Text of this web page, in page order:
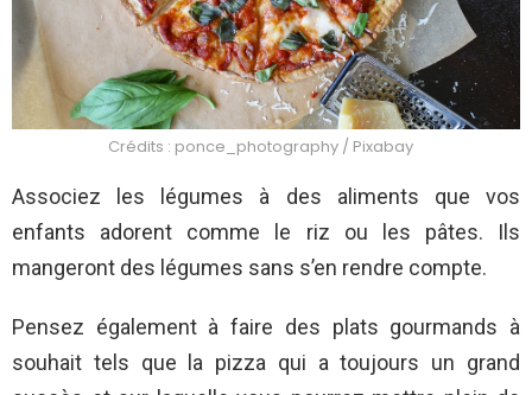
Crédits : ponce_photography / Pixabay
Associez les légumes à des aliments que vos
enfants adorent comme le riz ou les pâtes. Ils
mangeront des légumes sans s’en rendre compte.
Pensez également à faire des plats gourmands à
souhait tels que la pizza qui a toujours un grand